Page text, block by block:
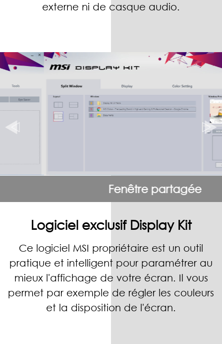
externe ni de casque audio.
Fenêtre partagée
Logiciel exclusif Display Kit
Ce logiciel MSI propriétaire est un outil
pratique et intelligent pour paramétrer au
mieux l'affichage de votre écran. Il vous
permet par exemple de régler les couleurs
et la disposition de l'écran.